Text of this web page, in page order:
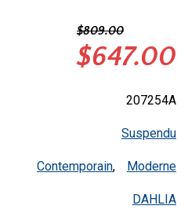
$809.00
Le
était :
$809.00.
$647.00
207254A
Suspendu
Contemporain, Moderne
DAHLIA